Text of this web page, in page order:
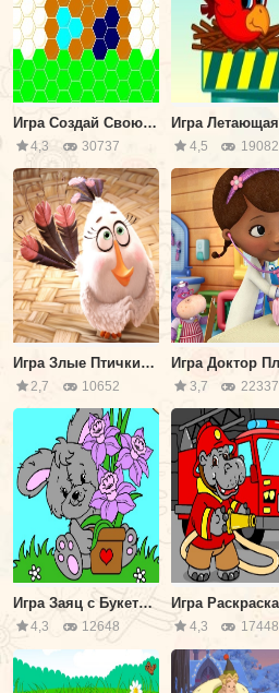
Игра Создай Свою Мозаику
4,3 30737 4,5 19082
Игра Злые Птички: Матильда
2,7 10652 3,7 22337
Игра Заяц с Букетом Цветов
4,3 12648 4,3 17448